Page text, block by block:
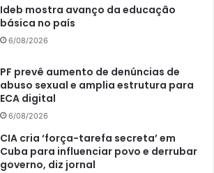
Ideb mostra avanço da educação
básica no país
6/08/2026
PF prevê aumento de denúncias de
abuso sexual e amplia estrutura para
ECA digital
6/08/2026
CIA cria ‘força-tarefa secreta’ em
Cuba para influenciar povo e derrubar
governo, diz jornal